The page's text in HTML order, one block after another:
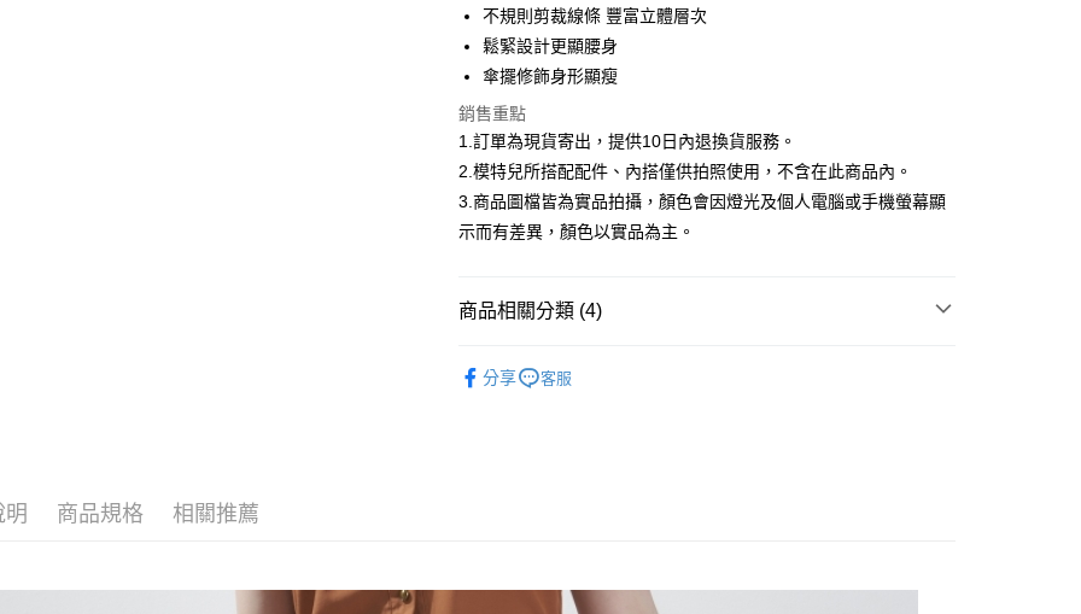
合作金庫商業銀行
華南商業銀行
國泰世華商業銀行
臺灣中小企業銀行
匯豐（台灣）商業銀行
華泰商業銀行
聯邦商業銀行
遠東國際商業銀行
玉山商業銀行
星展（台灣）商業銀行
台新國際商業銀行
超商取貨付款
Apple Pay
街口支付
悠遊付
Google Pay
【大哥付你分期使用說明】
1.分期款項不併入電信帳單，「大哥付你分期」於每月結算日後寄送繳費提
【「AFTEE先享後付」結帳流程】
全家取貨付款
不規則剪裁線條 豐富立體層次
鬆緊設計更顯腰身
傘擺修飾身形顯瘦
銷售重點
1.訂單為現貨寄出，提供10日內退換貨服務。
2.模特兒所搭配配件、內搭僅供拍照使用，不含在此商品內。
3.商品圖檔皆為實品拍攝，顏色會因燈光及個人電腦或手機螢幕顯
示而有差異，顏色以實品為主。
商品相關分類 (4)
分享 客服
明 商品規格 相關推薦